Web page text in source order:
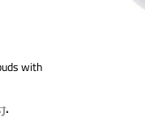
with
ر.ع.